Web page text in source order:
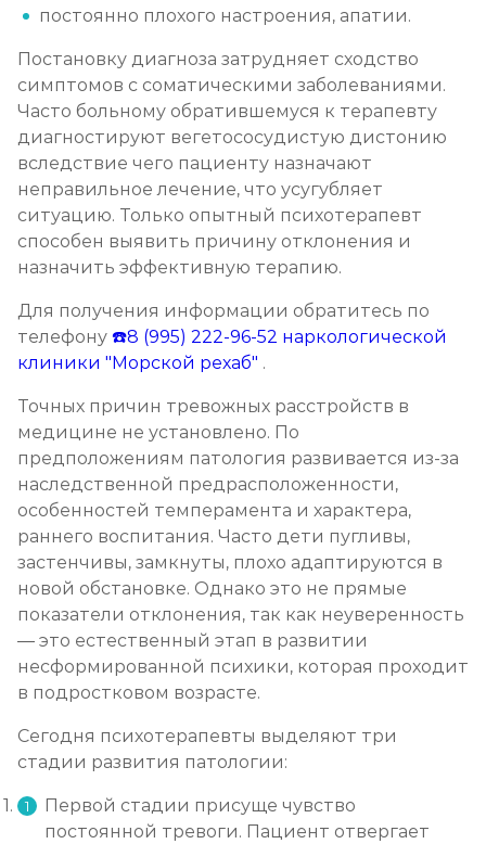
постоянно плохого настроения, апатии.
Постановку диагноза затрудняет сходство
симптомов с соматическими заболеваниями.
Часто больному обратившемуся к терапевту
диагностируют вегетососудистую дистонию
вследствие чего пациенту назначают
неправильное лечение, что усугубляет
ситуацию. Только опытный психотерапевт
способен выявить причину отклонения и
назначить эффективную терапию.
Для получения информации обратитесь по
телефону ☎️8 (995) 222-96-52 наркологической
клиники "Морской рехаб" .
Точных причин тревожных расстройств в
медицине не установлено. По
предположениям патология развивается из-за
наследственной предрасположенности,
особенностей темперамента и характера,
раннего воспитания. Часто дети пугливы,
застенчивы, замкнуты, плохо адаптируются в
новой обстановке. Однако это не прямые
показатели отклонения, так как неуверенность
— это естественный этап в развитии
несформированной психики, которая проходит
в подростковом возрасте.
Сегодня психотерапевты выделяют три
стадии развития патологии:
Первой стадии присуще чувство
постоянной тревоги. Пациент отвергает